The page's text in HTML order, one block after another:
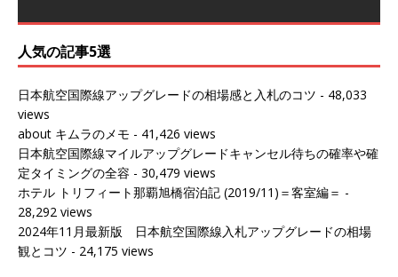
人気の記事5選
日本航空国際線アップグレードの相場感と入札のコツ - 48,033
views
about キムラのメモ - 41,426 views
日本航空国際線マイルアップグレードキャンセル待ちの確率や確
定タイミングの全容 - 30,479 views
ホテル トリフィート那覇旭橋宿泊記 (2019/11)＝客室編＝ -
28,292 views
2024年11月最新版 日本航空国際線入札アップグレードの相場
観とコツ - 24,175 views